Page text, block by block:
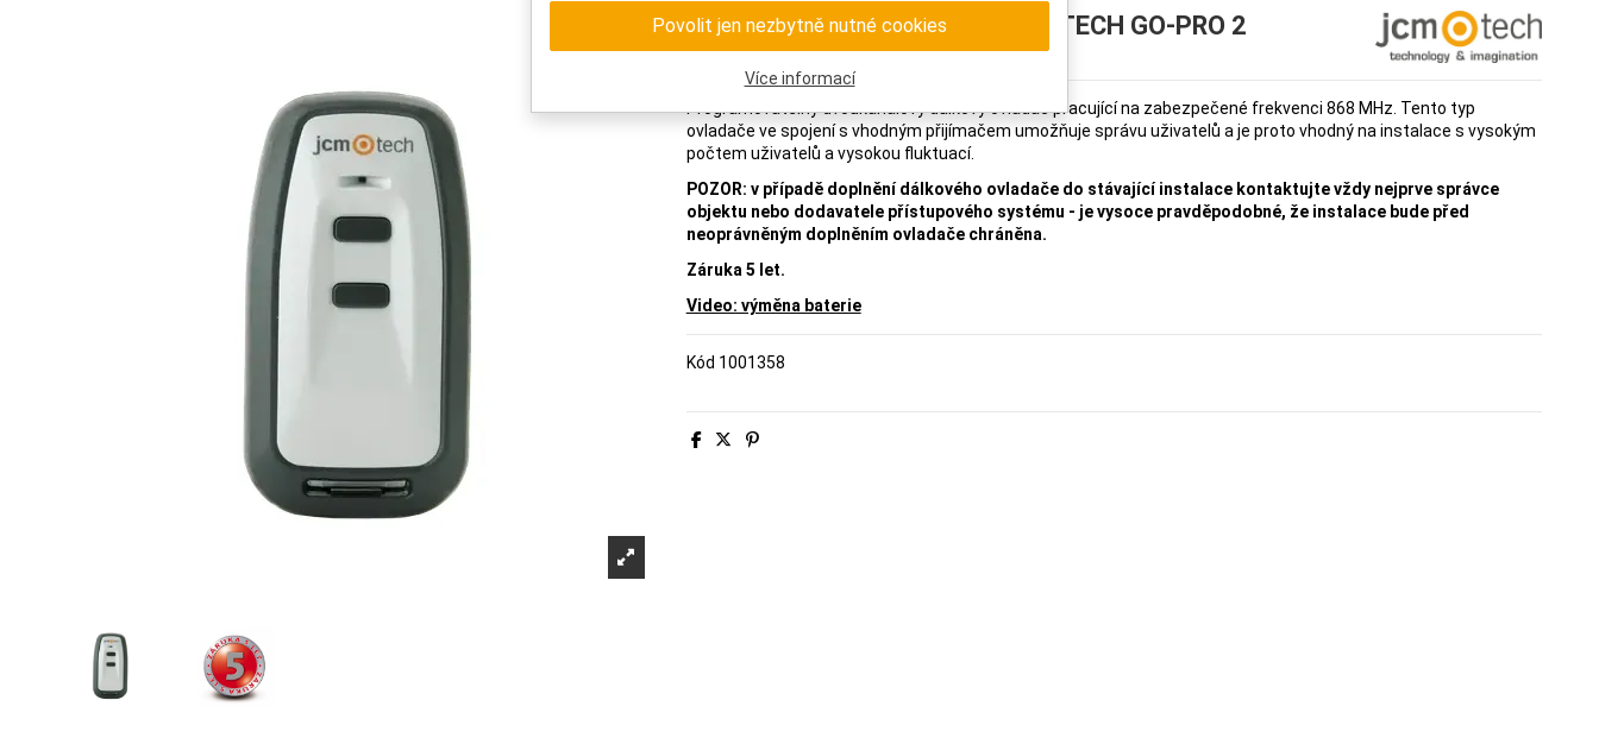
Programovatelný ovladač JCM-TECH GO-PRO 2
Programovatelný dvoukanálový dálkový ovladač pracující na zabezpečené frekvenci 868 MHz. Tento typ
ovladače ve spojení s vhodným přijímačem umožňuje správu uživatelů a je proto vhodný na instalace s vysokým
počtem uživatelů a vysokou fluktuací.
POZOR: v případě doplnění dálkového ovladače do stávající instalace kontaktujte vždy nejprve správce
objektu nebo dodavatele přístupového systému - je vysoce pravděpodobné, že instalace bude před
neoprávněným doplněním ovladače chráněna.
Záruka 5 let.
Video: výměna baterie
Kód 1001358
Povolit jen nezbytně nutné cookies
Více informací